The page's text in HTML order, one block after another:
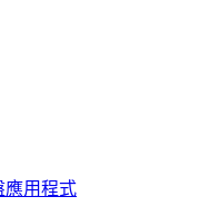
應用程式